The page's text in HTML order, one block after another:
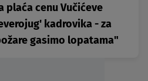
plaća cenu Vučićeve
kadrovika - za
gasimo lopatama"